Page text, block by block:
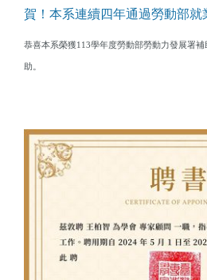
賀！本系連續四年通過勞動部就
恭喜本系榮獲113學年度勞動部勞動力發展署
助。